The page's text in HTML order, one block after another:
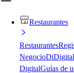
Restaurantes
Restaurantes
Negocio
DigitalGuías de